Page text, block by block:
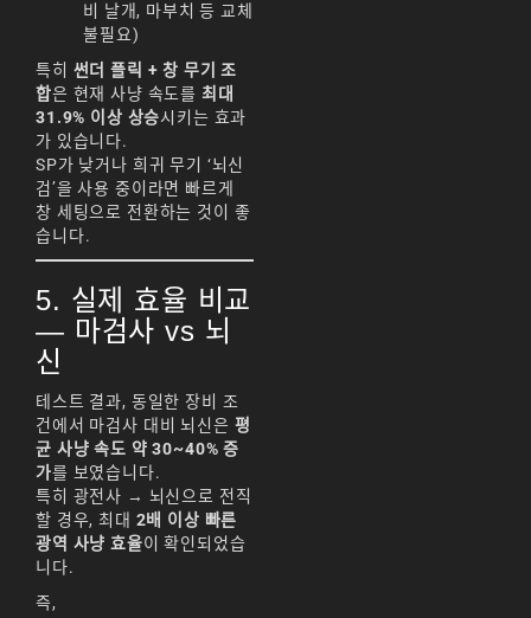
비 날개, 마부치 등 교체
불필요)
특히 썬더 플릭 + 창 무기 조
합은 현재 사냥 속도를 최대
31.9% 이상 상승시키는 효과
가 있습니다.
SP가 낮거나 희귀 무기 ‘뇌신
검’을 사용 중이라면 빠르게
창 세팅으로 전환하는 것이 좋
습니다.
5. 실제 효율 비교
— 마검사 vs 뇌
신
테스트 결과, 동일한 장비 조
건에서 마검사 대비 뇌신은 평
균 사냥 속도 약 30~40% 증
가를 보였습니다.
특히 광전사 → 뇌신으로 전직
할 경우, 최대 2배 이상 빠른
광역 사냥 효율이 확인되었습
니다.
즉,